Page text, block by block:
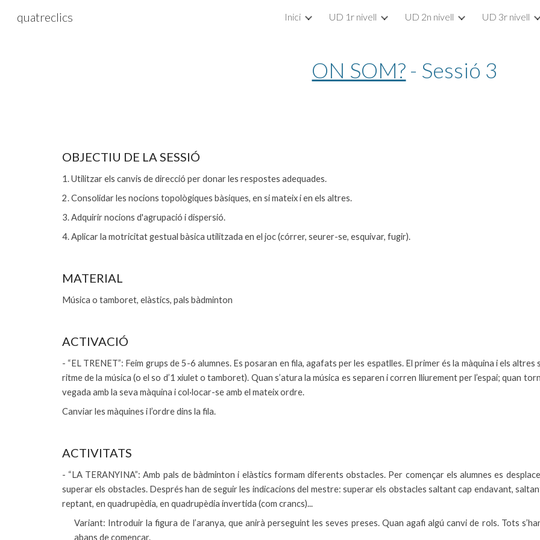
Skip to main content Skip to
quatreclics Inici UD 1r nivell UD 2n nivell UD 3r nivell
ON SOM? - Sessió 3
OBJECTIU DE LA SESSIÓ
1. Utilitzar els canvis de direcció per donar les respostes adequades.
2. Consolidar les nocions topològiques bàsiques, en si mateix i en els altres.
3. Adquirir nocions d'agrupació i dispersió.
4. Aplicar la motricitat gestual bàsica utilitzada en el joc (córrer, seurer-se, esquivar, fugir).
MATERIAL
Música o tamboret, elàstics, pals bàdminton
ACTIVACIÓ
- “EL TRENET”: Feim grups de 5-6 alumnes. Es posaran en fila, agafats per les espatlles. El primer és la màquina i els
ritme de la música (o el so d’1 xiulet o tamboret). Quan s’atura la música es separen i corren lliurement per l’espai; quan
vegada amb la seva màquina i col·locar-se amb el mateix ordre.
Canviar les màquines i l’ordre dins la fila.
ACTIVITATS
- “LA TERANYINA”: Amb pals de bàdminton i elàstics formam diferents obstacles. Per començar els alumnes es
superar els obstacles. Després han de seguir les indicacions del mestre: superar els obstacles saltant cap endavant,
reptant, en quadrupèdia, en quadrupèdia invertida (com crancs)...
Variant: Introduir la figura de l’aranya, que anirà perseguint les seves preses. Quan agafi algú canvi de rols. Tots
abans de començar.